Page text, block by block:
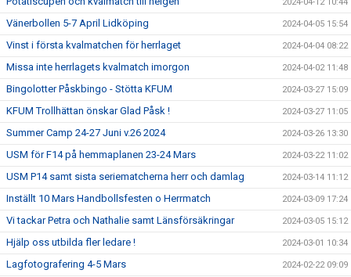
2024-04-12 10:44
Vänerbollen 5-7 April Lidköping 2024-04-05 15:54
Vinst i första kvalmatchen för herrlaget 2024-04-04 08:22
Missa inte herrlagets kvalmatch imorgon 2024-04-02 11:48
Bingolotter Påskbingo - Stötta KFUM 2024-03-27 15:09
KFUM Trollhättan önskar Glad Påsk ! 2024-03-27 11:05
Summer Camp 24-27 Juni v.26 2024 2024-03-26 13:30
USM för F14 på hemmaplanen 23-24 Mars 2024-03-22 11:02
USM P14 samt sista seriematcherna herr och damlag 2024-03-14 11:12
Inställt 10 Mars Handbollsfesten o Herrmatch 2024-03-09 17:24
Vi tackar Petra och Nathalie samt Länsförsäkringar 2024-03-05 15:12
Hjälp oss utbilda fler ledare ! 2024-03-01 10:34
Lagfotografering 4-5 Mars 2024-02-22 09:09